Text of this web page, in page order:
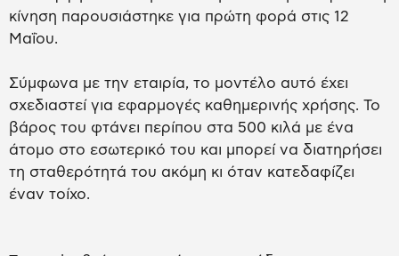
κίνηση παρουσιάστηκε για πρώτη φορά στις 12
Μαΐου.
Σύμφωνα με την εταιρία, το μοντέλο αυτό έχει
σχεδιαστεί για εφαρμογές καθημερινής χρήσης. Το
βάρος του φτάνει περίπου στα 500 κιλά με ένα
άτομο στο εσωτερικό του και μπορεί να διατηρήσει
τη σταθερότητά του ακόμη κι όταν κατεδαφίζει
έναν τοίχο.